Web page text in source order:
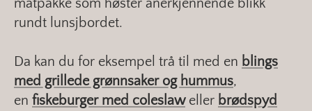
matpakke som høster anerkjennende blikk
rundt lunsjbordet.
Da kan du for eksempel trå til med en blings
med grillede grønnsaker og hummus,
en fiskeburger med coleslaweller brødspyd